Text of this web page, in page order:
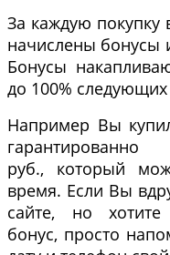
За каждую
начислены бонусы
Бонусы
до 100% следующих
Например Вы
руб., который
время. Если Вы
сайте, но
бонус, просто